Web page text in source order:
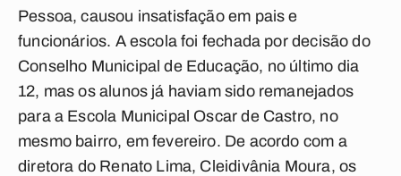
Pessoa, causou insatisfação em pais e
funcionários. A escola foi fechada por decisão do
Conselho Municipal de Educação, no último dia
12, mas os alunos já haviam sido remanejados
para a Escola Municipal Oscar de Castro, no
mesmo bairro, em fevereiro. De acordo com a
diretora do Renato Lima, Cleidivânia Moura, os